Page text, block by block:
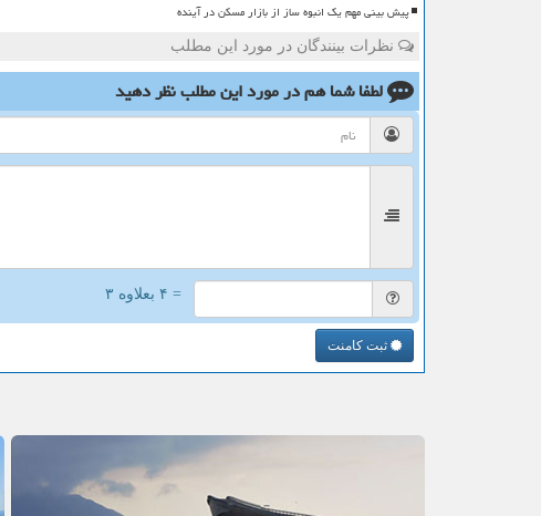
پیش بینی مهم یک انبوه ساز از بازار مسکن در آینده
نظرات بینندگان در مورد این مطلب
لطفا شما همدر مورد این مطلبنظر دهید
= ۴ بعلاوه ۳
ثبت کامنت